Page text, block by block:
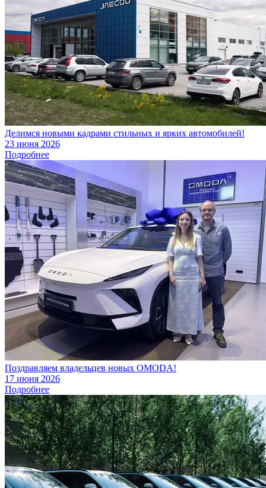
Делимся новыми кадрами стильных и ярких автомобилей!
23 июня 2026
Подробнее
Поздравляем владельцев новых OMODA!
17 июня 2026
Подробнее